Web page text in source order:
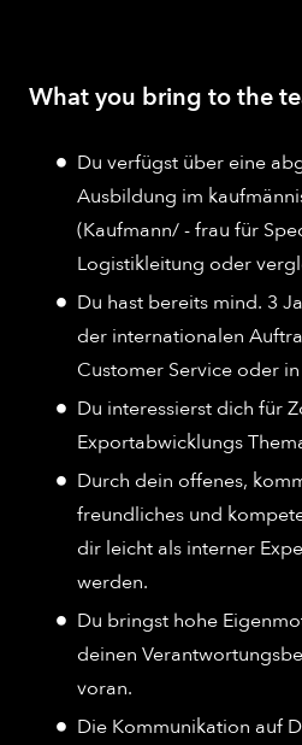
What you bring to the
Du verfügst über eine
Ausbildung im
(Kaufmann/ - frau für
Logistikleitung oder
Du hast bereits mind. 3
der internationalen
Customer Service oder
Du interessierst dich für
Exportabwicklungs
Durch dein offenes,
freundliches und
dir leicht als interner
werden.
Du bringst hohe
deinen
voran.
Die Kommunikation auf